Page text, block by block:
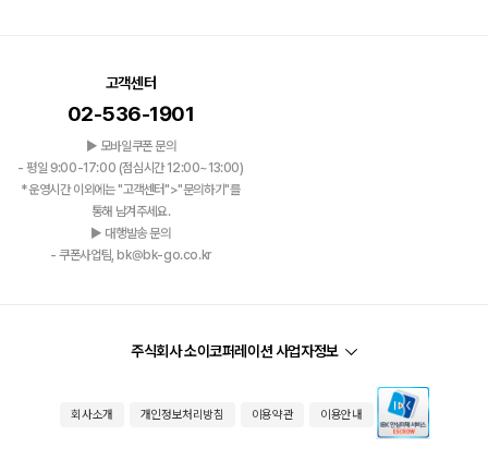
고객센터
02-536-1901
▶ 모바일쿠폰 문의
- 평일 9:00-17:00 (점심시간 12:00~13:00)
*운영시간 이외에는 "고객센터">"문의하기"를
통해 남겨주세요.
▶ 대행발송 문의
- 쿠폰사업팀, bk@bk-go.co.kr
주식회사 소이코퍼레이션 사업자정보
회사소개 개인정보처리방침 이용약관 이용안내